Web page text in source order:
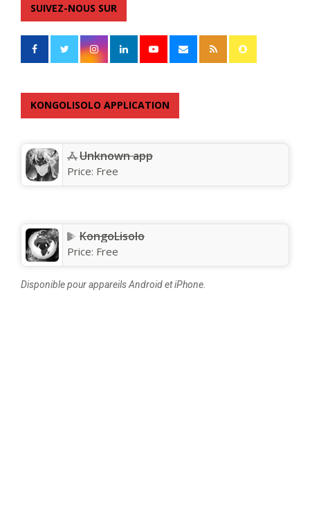
SUIVEZ-NOUS SUR
KONGOLISOLO APPLICATION
Unknown app
Price: Free
KongoLisolo
Price: Free
Disponible pour appareils Android et iPhone.